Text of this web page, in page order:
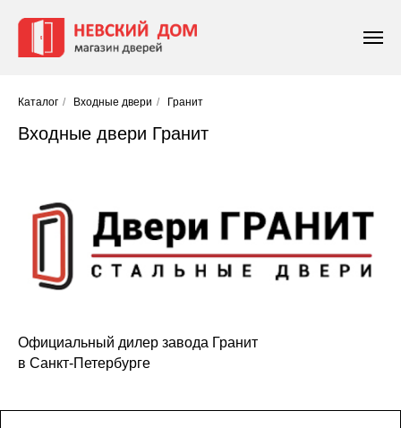
Каталог / Входные двери / Гранит
Входные двери Гранит
Официальный дилер завода Гранит
в Санкт-Петербурге